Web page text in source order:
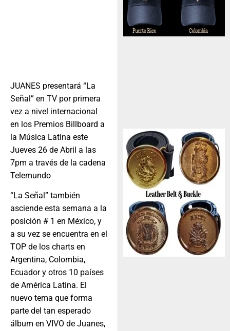
JUANES presentará “La
Señal” en TV por primera
vez a nivel internacional
en los Premios Billboard a
la Música Latina este
Jueves 26 de Abril a las
7pm a través de la cadena
Telemundo
“La Señal” también
asciende esta semana a la
posición # 1 en México, y
a su vez se encuentra en el
TOP de los charts en
Argentina, Colombia,
Ecuador y otros 10 países
de América Latina. El
nuevo tema que forma
parte del tan esperado
álbum en VIVO de Juanes,